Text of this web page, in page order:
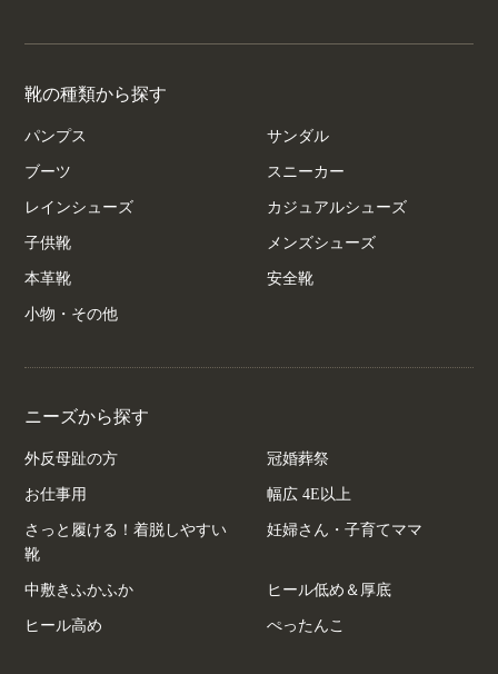
靴の種類から探す
パンプス サンダル
ブーツ スニーカー
レインシューズ カジュアルシューズ
子供靴 メンズシューズ
本革靴 安全靴
小物・その他
ニーズから探す
外反母趾の方 冠婚葬祭
お仕事用 幅広 4E以上
さっと履ける！着脱しやすい
靴
妊婦さん・子育てママ
中敷きふかふか ヒール低め＆厚底
ヒール高め ぺったんこ